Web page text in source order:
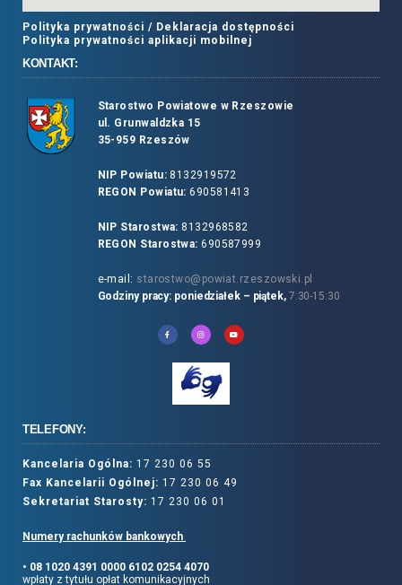
Polityka prywatności / Deklaracja dostępności
Polityka prywatności aplikacji mobilnej
KONTAKT:
Starostwo Powiatowe w Rzeszowie
ul. Grunwaldzka 15
35-959 Rzeszów
NIP Powiatu:8132919572
REGON Powiatu: 690581413
NIP Starostwa: 8132968582
REGON Starostwa: 690587999
e-mail: starostwo@powiat.rzeszowski.pl
Godziny pracy: poniedziałek – piątek, 7:30-15:30
TELEFONY:
Kancelaria Ogólna: 17 230 06 55
Fax Kancelarii Ogólnej: 17 230 06 49
Sekretariat Starosty: 17 230 06 01
Numery rachunków bankowych
• 08 1020 4391 0000 6102 0254 4070
wpłaty z tytułu opłat komunikacyjnych